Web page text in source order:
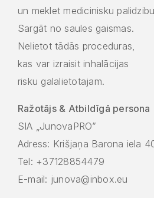
un meklet medicinisku
Sargāt no saules gaismas.
Nelietot tãdãs proceduras,
kas var izraisit inhalācijas
risku galalietotajam.
Ražotājs & Atbildīgā persona
SIA „JunovaPRO”
Adress: Krišjaņa Barona iela
Tel: +37128854479
E-mail: junova@inbox.eu